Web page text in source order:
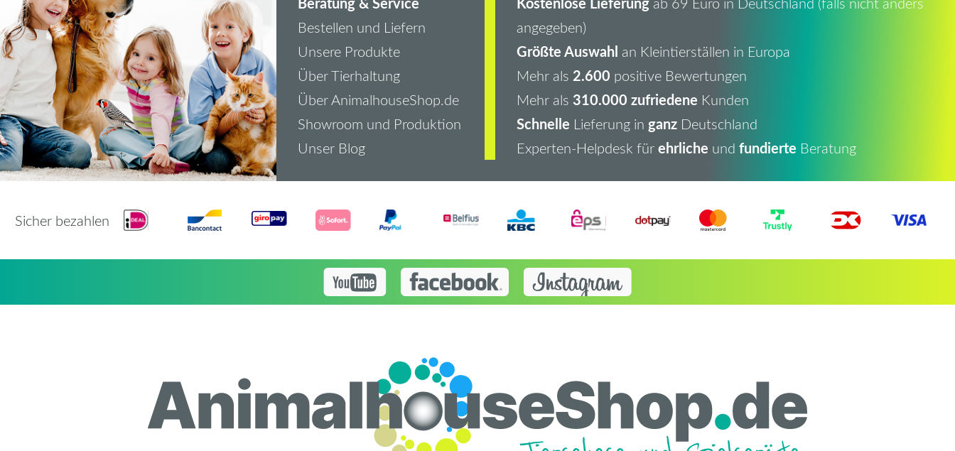
Bestellen und Liefern
Unsere Produkte
Über Tierhaltung
Über AnimalhouseShop.de
Showroom und Produktion
Unser Blog
angegeben)
Größte Auswahl an Kleintierställen in Europa
Mehr als 2.600 positive Bewertungen
Mehr als 310.000 zufriedene Kunden
Schnelle Lieferung in ganzDeutschland
Experten-Helpdesk fürehrliche und fundierte Beratung
Sicher bezahlen